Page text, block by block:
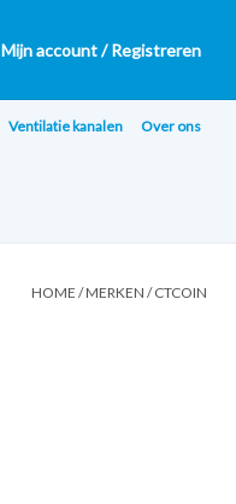
Mijn account / Registreren
Ventilatie kanalen Over ons
HOME /MERKEN /CTCOIN